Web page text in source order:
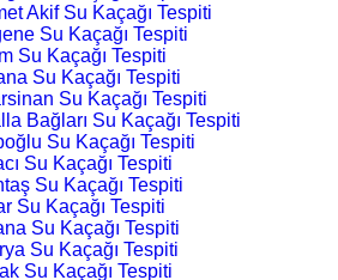
Akif Su Kaçağı Tespiti
Su Kaçağı Tespiti
Su Kaçağı Tespiti
Su Kaçağı Tespiti
Su Kaçağı Tespiti
Bağları Su Kaçağı Tespiti
Su Kaçağı Tespiti
Su Kaçağı Tespiti
Su Kaçağı Tespiti
Su Kaçağı Tespiti
Su Kaçağı Tespiti
Su Kaçağı Tespiti
Su Kaçağı Tespiti